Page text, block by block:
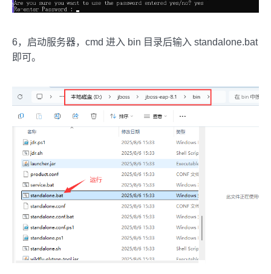
6，启动服务器，cmd 进入 bin 目录后输入 standalone.bat
即可。